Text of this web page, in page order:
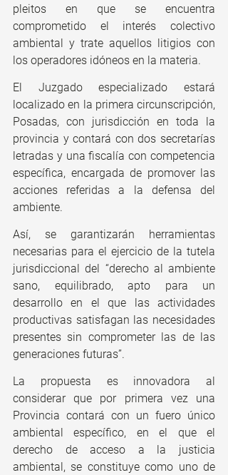
pleitos en que se encuentra
comprometido el interés colectivo
ambiental y trate aquellos litigios con
los operadores idóneos en la materia.
El Juzgado especializado estará
localizado en la primera circunscripción,
Posadas, con jurisdicción en toda la
provincia y contará con dos secretarías
letradas y una fiscalía con competencia
específica, encargada de promover las
acciones referidas a la defensa del
ambiente.
Así, se garantizarán herramientas
necesarias para el ejercicio de la tutela
jurisdiccional del “derecho al ambiente
sano, equilibrado, apto para un
desarrollo en el que las actividades
productivas satisfagan las necesidades
presentes sin comprometer las de las
generaciones futuras”.
La propuesta es innovadora al
considerar que por primera vez una
Provincia contará con un fuero único
ambiental específico, en el que el
derecho de acceso a la justicia
ambiental, se constituye como uno de